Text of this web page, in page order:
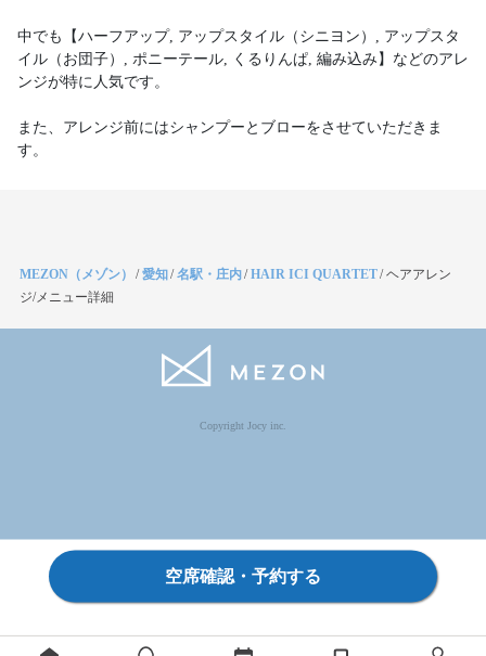
中でも【ハーフアップ, アップスタイル（シニヨン）, アップスタ
イル（お団子）, ポニーテール, くるりんぱ, 編み込み】などのアレ
ンジが特に人気です。
また、アレンジ前にはシャンプーとブローをさせていただきま
す。
MEZON（メゾン） /愛知/名駅・庄内/HAIR ICI QUARTET/ヘアアレン
ジ/メニュー詳細
Copyright Jocy inc.
空席確認・予約する